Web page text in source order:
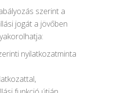
szerint a
jogát a jövőben
nyilatkozatminta